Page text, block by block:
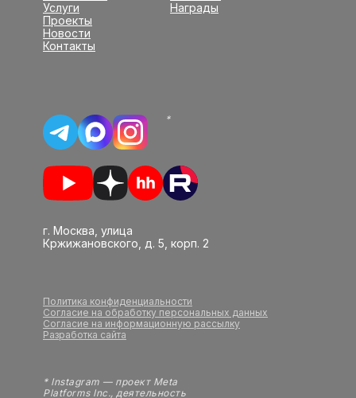
Награды
* Instagram — проект Meta
Platforms Inc., деятельность
г. Москва, улица
Кржижановского, д. 5, корп. 2
Услуги
Проекты
Новости
Контакты
*
Политика конфиденциальности
Согласие на обработку персональных данных
Согласие на информационную рассылку
Разработка сайта